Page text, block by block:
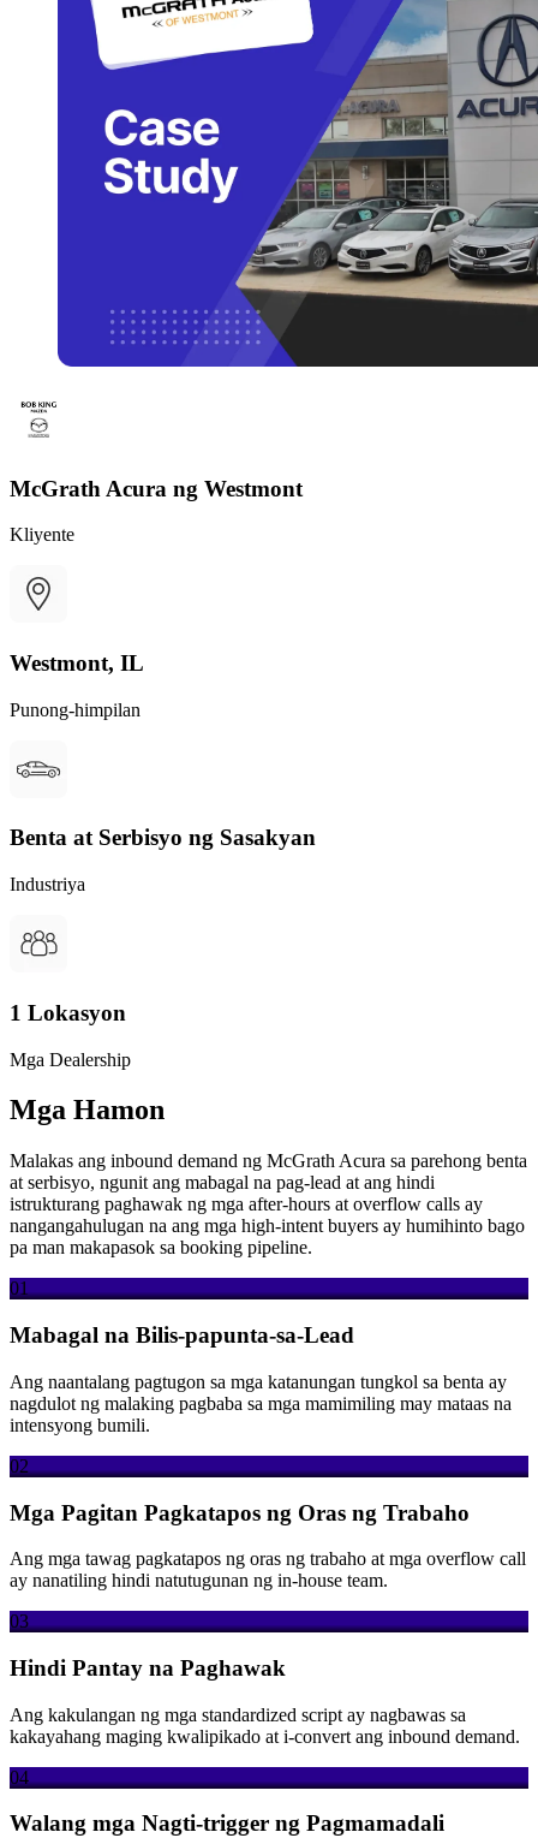
McGrath Acura ng Westmont
Kliyente
Westmont, IL
Punong-himpilan
Benta at Serbisyo ng Sasakyan
Industriya
1 Lokasyon
Mga Dealership
Mga Hamon
Malakas ang inbound demand ng McGrath Acura sa parehong benta
at serbisyo, ngunit ang mabagal na pag-lead at ang hindi
istrukturang paghawak ng mga after-hours at overflow calls ay
nangangahulugan na ang mga high-intent buyers ay humihinto bago
pa man makapasok sa booking pipeline.
01
Mabagal na Bilis-papunta-sa-Lead
Ang naantalang pagtugon sa mga katanungan tungkol sa benta ay
nagdulot ng malaking pagbaba sa mga mamimiling may mataas na
intensyong bumili.
02
Mga Pagitan Pagkatapos ng Oras ng Trabaho
Ang mga tawag pagkatapos ng oras ng trabaho at mga overflow call
ay nanatiling hindi natutugunan ng in-house team.
03
Hindi Pantay na Paghawak
Ang kakulangan ng mga standardized script ay nagbawas sa
kakayahang maging kwalipikado at i-convert ang inbound demand.
04
Walang mga Nagti-trigger ng Pagmamadali